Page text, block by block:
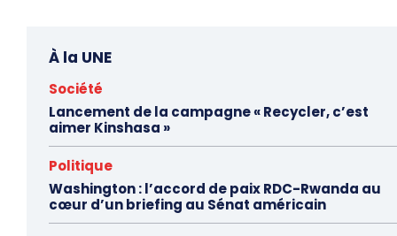
À la UNE
Société
Lancement de la campagne « Recycler, c’est
aimer Kinshasa »
Politique
Washington : l’accord de paix RDC-Rwanda au
cœur d’un briefing au Sénat américain